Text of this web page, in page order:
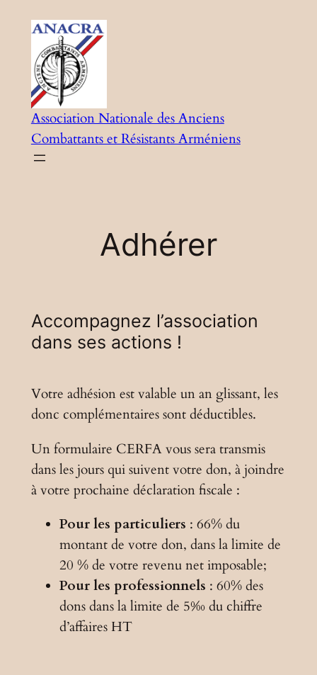
contenu
Association Nationale des Anciens
Combattants et Résistants Arméniens
Adhérer
Accompagnez l’association
dans ses actions !
Votre adhésion est valable un an glissant, les
donc complémentaires sont déductibles.
Un formulaire CERFA vous sera transmis
dans les jours qui suivent votre don, à joindre
à votre prochaine déclaration fiscale :
Pour les particuliers : 66% du
montant de votre don, dans la limite de
20 % de votre revenu net imposable;
Pour les professionnels : 60% des
dons dans la limite de 5‰ du chiffre
d’affaires HT